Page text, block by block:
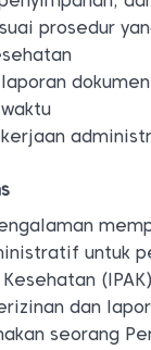
prosedur
untuk
(IPAK)
dan
seorang